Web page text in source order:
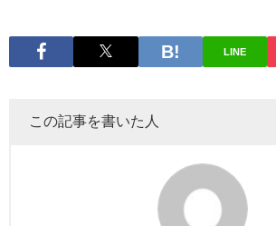
LINE
この記事を書いた人